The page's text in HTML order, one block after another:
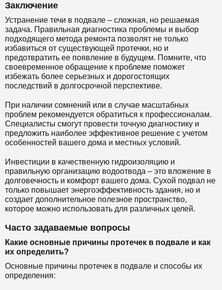
Заключение
Устранение течи в подвале – сложная, но решаемая
задача. Правильная диагностика проблемы и выбор
подходящего метода ремонта позволят не только
избавиться от существующей протечки, но и
предотвратить ее появление в будущем. Помните, что
своевременное обращение к проблеме поможет
избежать более серьезных и дорогостоящих
последствий в долгосрочной перспективе.
При наличии сомнений или в случае масштабных
проблем рекомендуется обратиться к профессионалам.
Специалисты смогут провести точную диагностику и
предложить наиболее эффективное решение с учетом
особенностей вашего дома и местных условий.
Инвестиции в качественную гидроизоляцию и
правильную организацию водоотвода – это вложение в
долговечность и комфорт вашего дома. Сухой подвал не
только повышает энергоэффективность здания, но и
создает дополнительное полезное пространство,
которое можно использовать для различных целей.
Часто задаваемые вопросы
Какие основные причины протечек в подвале и как
их определить?
Основные причины протечек в подвале и способы их
определения: